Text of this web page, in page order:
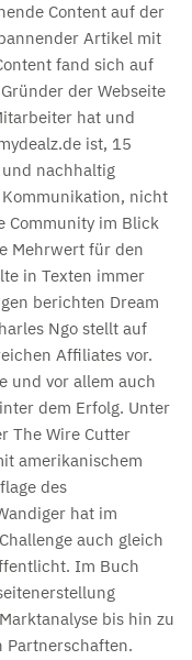
Content auf der
Artikel mit
fand sich auf
der Webseite
hat und
ist, 15
nachhaltig
nicht
Community im Blick
Mehrwert für den
in Texten immer
berichten Dream
Ngo stellt auf
Affiliates vor.
und vor allem auch
dem Erfolg. Unter
The Wire Cutter
amerikanischem
des
hat im
auch gleich
Im Buch
bis hin zu
Partnerschaften.